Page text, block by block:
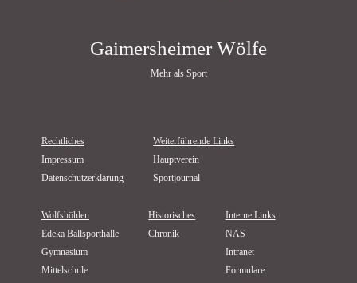
Gaimersheimer Wölfe
Mehr als Sport
Rechtliches
Impressum
Datenschutzerklärung
Weiterführende Links
Hauptverein
Sportjournal
Wolfshöhlen
Edeka Ballsporthalle
Gymnasium
Mittelschule
Historisches
Chronik
Interne Links
NAS
Intranet
Formulare